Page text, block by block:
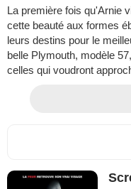
La première fois qu'Arnie
cette beauté aux formes
leurs destins pour le
belle Plymouth, modèle
celles qui voudront